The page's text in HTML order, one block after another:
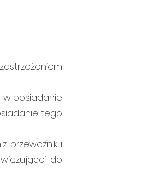
w posiadanie
tego
przewoźnik i
do